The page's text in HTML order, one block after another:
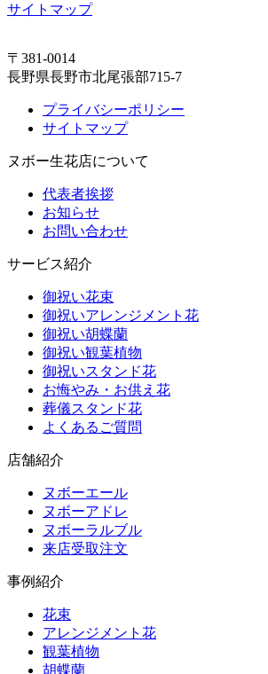
サイトマップ
〒381-0014
長野県長野市北尾張部715-7
プライバシーポリシー
サイトマップ
ヌボー生花店について
代表者挨拶
お知らせ
お問い合わせ
サービス紹介
御祝い花束
御祝いアレンジメント花
御祝い胡蝶蘭
御祝い観葉植物
御祝いスタンド花
お悔やみ・お供え花
葬儀スタンド花
よくあるご質問
店舗紹介
ヌボーエール
ヌボーアドレ
ヌボーラルブル
来店受取注文
事例紹介
花束
アレンジメント花
観葉植物
胡蝶蘭